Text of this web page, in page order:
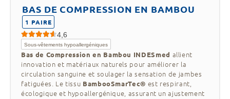
musculaire. Idéals pour prévenir et traiter les
varices, soulager les jambes fatiguées et
améliorer la récupération après un effort
prolongé, ces bas sont fabriqués avec des
matériaux de haute qualité garantissant
douceur, respirabilité et ajustement optimal.
Que ce soit pour un usage quotidien, sportif ou
thérapeutique, lesbas de compression
BAS DE COMPRESSION EN BAMBOU
1 PAIRE
4,6
Sous-vêtements hypoallergéniques
Bas de Compression en Bambou INDESmed allient
innovation et matériaux naturels pour améliorer la
circulation sanguine et soulager la sensation de jambes
fatiguées. Le tissu BambooSmarTec® est respirant,
écologique et hypoallergénique, assurant un ajustement